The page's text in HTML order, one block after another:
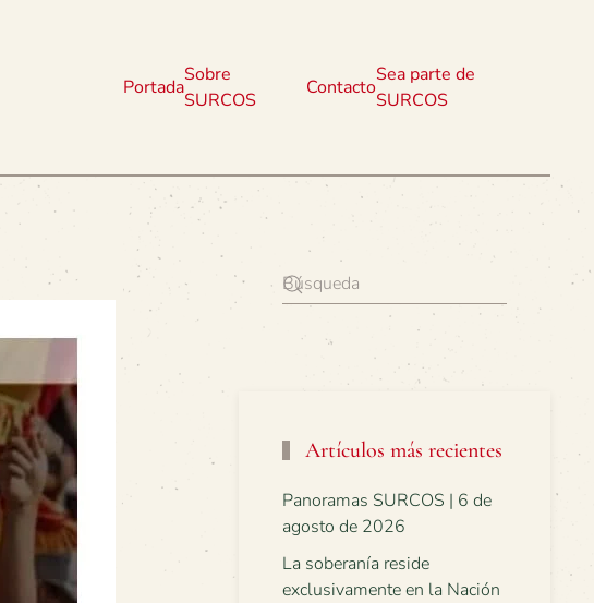
Portada
Sobre
SURCOS
Contacto
Sea parte de
SURCOS
Artículos más recientes
Panoramas SURCOS | 6 de
agosto de 2026
La soberanía reside
exclusivamente en la Nación